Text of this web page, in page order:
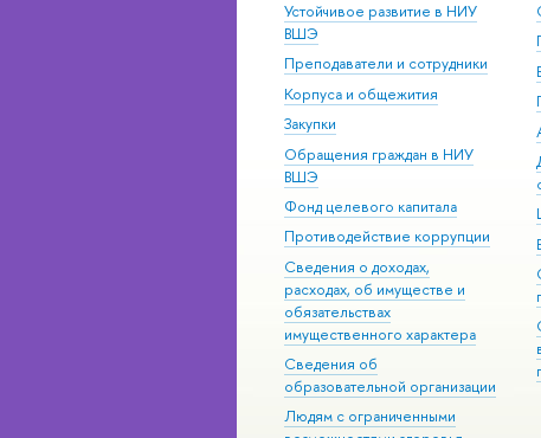
Устойчивое развитие в НИУ
ВШЭ
Преподаватели и сотрудники
Корпуса и общежития
Закупки
Обращения граждан в НИУ
ВШЭ
Фонд целевого капитала
Противодействие коррупции
Сведения о доходах,
расходах, об имуществе и
обязательствах
имущественного характера
Сведения об
образовательной организации
Людям с ограниченными